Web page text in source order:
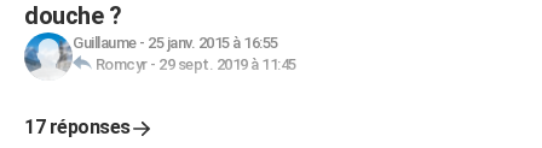
douche ?
Guillaume- 25 janv. 2015 à 16:55
Romcyr- 29 sept. 2019 à 11:45
17 réponses